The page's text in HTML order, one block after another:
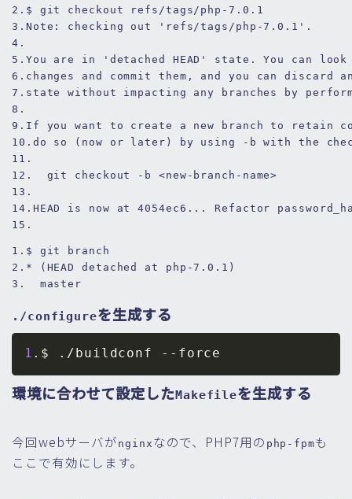
2. $ git checkout refs/tags/php- 7.0 .1
3. Note: checking out 'refs/tags/php-7.0.1' .
4.
5. You are in 'detached HEAD'
state. You can look
6. changes and commit them, and you can discard
7. state without impacting any branches by
8.
9. If you want to create a new branch to
retain
10. do so (now or later) by using -b with the
11.
12.
  git checkout -b <
new -branch-name>
13.
14. HEAD is now at 4054ec6... Refactor
15.
1. $ git branch
2. * (HEAD detached at php-7.0 .1 )
3.
  master
./configureを生成する
1 .$ ./buildconf --force
環境に合わせて設定したMakefileを生成する
今回webサーバが nginx なので、PHP7用の php-fpmも
ここで有効にします。